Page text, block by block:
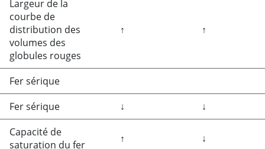
Largeur de la
courbe de
distribution des
volumes des
globules rouges
↑ ↑
Fer sérique
Fer sérique
↓
↓
Capacité de
saturation du fer
↑ ↓